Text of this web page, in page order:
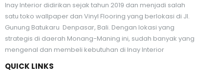
Inay Interior didirikan sejak tahun 2019 dan menjadi salah
satu toko wallpaper dan Vinyl Flooring yang berlokasi di Jl.
Gunung Batukaru Denpasar, Bali. Dengan lokasi yang
strategis di daerah Monang-Maning ini, sudah banyak yang
mengenal dan membeli kebutuhan di Inay Interior
QUICK LINKS